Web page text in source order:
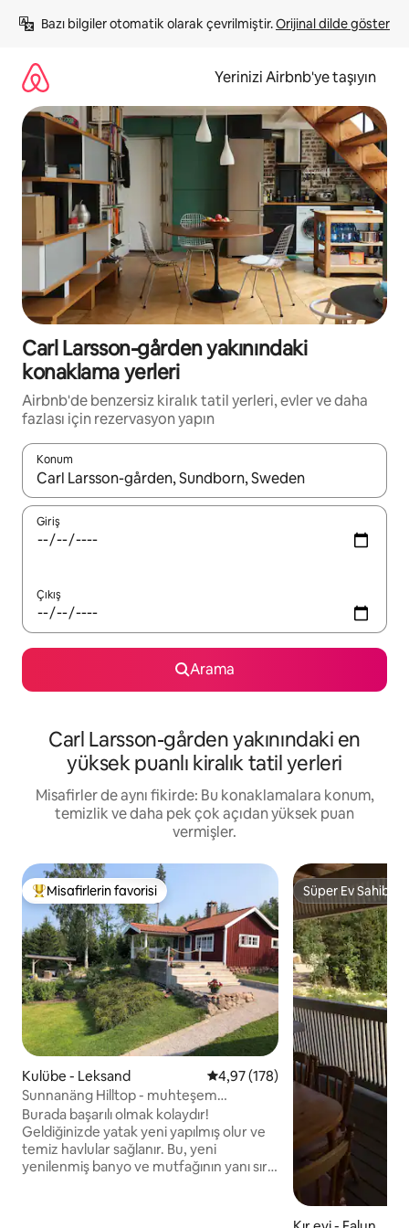
atla
Bazı bilgiler otomatik olarak çevrilmiştir. Orijinal dilde göster
Yerinizi Airbnb'ye taşıyın
Carl Larsson-gården yakınındaki
konaklama yerleri
Airbnb'de benzersiz kiralık tatil yerleri, evler ve daha
fazlası için rezervasyon yapın
Konum
Sonuçlar kullanılabilir olduğunda yukarı ve aşağı oklarıyla
Giriş
Çıkış
Arama
Carl Larsson-gården yakınındaki en
yüksek puanlı kiralık tatil yerleri
Misafirler de aynı fikirde: Bu konaklamalara konum,
temizlik ve daha pek çok açıdan yüksek puan
vermişler.
Misafirlerin favorilerinden en beğenilenler arasında
Misafirlerin favorisi
Kulübe - Leksand 5 üzerinden ortalama 4,97
4,97 (178)
Sunnanäng Hilltop - muhteşem
manzaralı, sıcak ve samimi bir yer
Burada başarılı olmak kolaydır!
Geldiğinizde yatak yeni yapılmış olur ve
temiz havlular sağlanır. Bu, yeni
yenilenmiş banyo ve mutfağının yanı sıra
Süper Ev Sahibi
Süper Ev Sahibi